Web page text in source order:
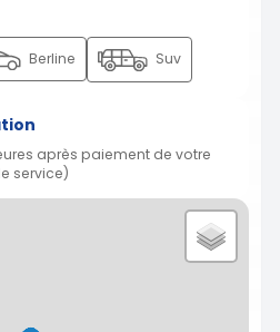
Berline Suv
après paiement de votre
service)